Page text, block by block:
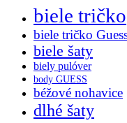
biele tričko
biele tričko
biele šaty
biely pulóver
body GUESS
béžové nohavice
dlhé šaty